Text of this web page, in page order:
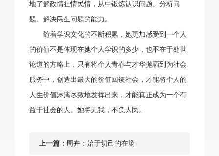
地了解政情社情民情，从中锻炼认识问题、分析问
题、解决民生问题的能力。
随着学识文化的不断积累，她更加感受到一个人
的价值不是体现在她个人学识的多少，也不在于处世
论道的方略上，只有将个人青春与才华抛洒到为社会
服务中，创造出最大的价值回馈社会，才能将个人的
人生价值淋漓尽致地发挥出来，才能真正成为一个有
益于社会的人。她将无我，不负人民。
上一篇： 周卉：始于切己的在场